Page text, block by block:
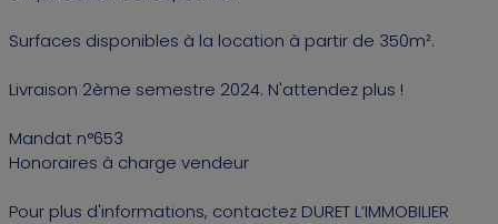
Surfaces disponibles à la location à partir de 350m².
Livraison 2ème semestre 2024. N'attendez plus !
Mandat n°653
Honoraires à charge vendeur
Pour plus d'informations, contactez DURET L’IMMOBILIER